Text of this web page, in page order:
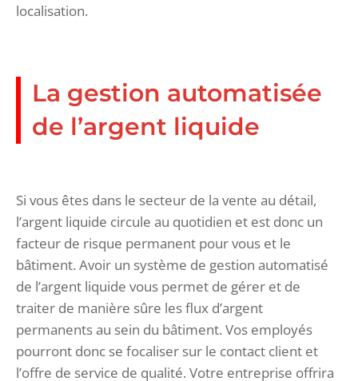
localisation.
La gestion automatisée
de l’argent liquide
Si vous êtes dans le secteur de la vente au détail,
l’argent liquide circule au quotidien et est donc un
facteur de risque permanent pour vous et le
bâtiment. Avoir un système de gestion automatisé
de l’argent liquide vous permet de gérer et de
traiter de manière sûre les flux d’argent
permanents au sein du bâtiment. Vos employés
pourront donc se focaliser sur le contact client et
l’offre de service de qualité. Votre entreprise offrira